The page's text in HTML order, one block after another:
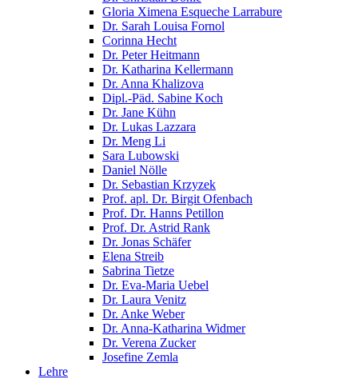
Gloria Ximena Esqueche Larrabure
Dr. Sarah Louisa Fornol
Corinna Hecht
Dr. Peter Heitmann
Dr. Katharina Kellermann
Dr. Anna Khalizova
Dipl.-Päd. Sabine Koch
Dr. Jane Kühn
Dr. Lukas Lazzara
Dr. Meng Li
Sara Lubowski
Daniel Nölle
Dr. Sebastian Krzyzek
Prof. apl. Dr. Birgit Ofenbach
Prof. Dr. Hanns Petillon
Prof. Dr. Astrid Rank
Dr. Jonas Schäfer
Elena Streib
Sabrina Tietze
Dr. Eva-Maria Uebel
Dr. Laura Venitz
Dr. Anke Weber
Dr. Anna-Katharina Widmer
Dr. Verena Zucker
Josefine Zemla
Lehre